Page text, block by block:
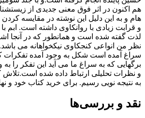
هم اکنون در اثر فوق معنی جدیدی از
هام و به این دلیل این نوشته در مقایسه
و قرابت زیادی با روانکاوی داشته است. ابم
لذت گفته شده است و همانطور که در آنجا
نظر من‏ انواعی کنجکاوی نیکخواهانه می
سراغ آمده است شکل به وجود آمده تفکرات
برگهایی که به سراغ ما می آید این تفکر را
و نظرات تحلیلی ارتباط داده شده است.تلاش
به نتیجه نویی رسیم. برای خرید کتاب خود و
نقد و بررسی‌ها